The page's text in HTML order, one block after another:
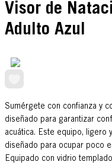
Visor de
Adulto Azul
Sumérgete con confianza y
diseñado para garantizar
acuática. Este equipo, ligero
diseñado para ocupar poco
Equipado con vidrio